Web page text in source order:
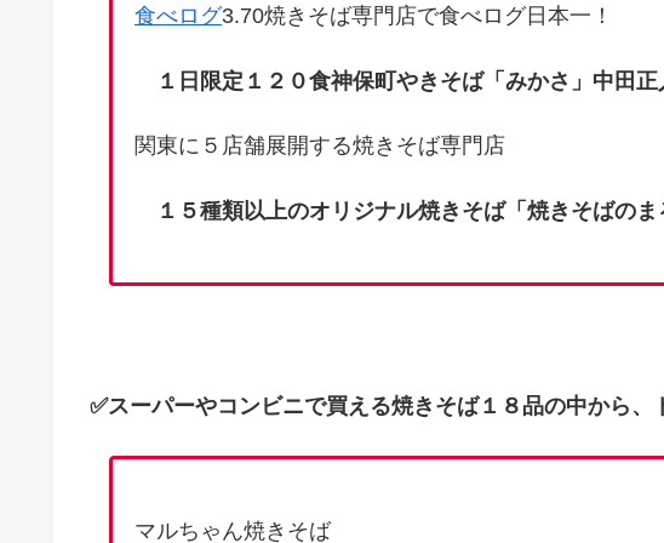
食べログ3.70焼きそば専門店で食べログ日本一！
１日限定１２０食神保町やきそば「みかさ」中田正
関東に５店舗展開する焼きそば専門店
１５種類以上のオリジナル焼きそば「焼きそばのま
✅スーパーやコンビニで買える焼きそば１８品の中から、
マルちゃん焼きそば